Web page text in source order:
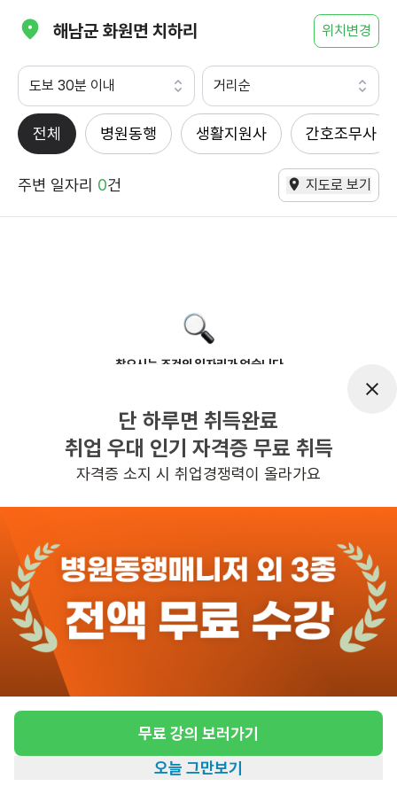
해남군 화원면 치하리 위치변경
도보 30분 이내 거리순
전체 병원동행 생활지원사 간호조무사
주변 일자리 0건 지도로 보기
찾으시는 조건의 일자리가 없습니다
반경 3KM 이내의 일자리 확인하기
단 하루면 취득완료
취업 우대 인기 자격증 무료 취득
자격증 소지 시 취업경쟁력이 올라가요
무료 강의 보러가기
오늘 그만보기